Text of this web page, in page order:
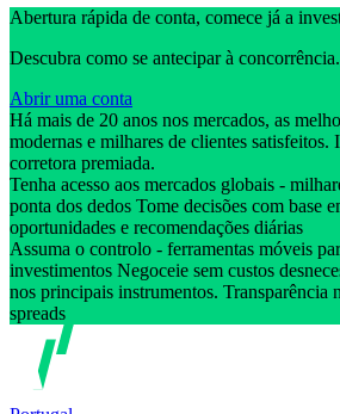
Abertura rápida de conta, comece já a
Descubra como se antecipar à concorrência.
Abrir uma conta
Há mais de 20 anos nos mercados, as
modernas e milhares de clientes satisfeitos.
corretora premiada.
Tenha acesso aos mercados globais -
ponta dos dedos Tome decisões com base
oportunidades e recomendações diárias
Assuma o controlo - ferramentas móveis
investimentos Negoceie sem custos
nos principais instrumentos. Transparência
spreads